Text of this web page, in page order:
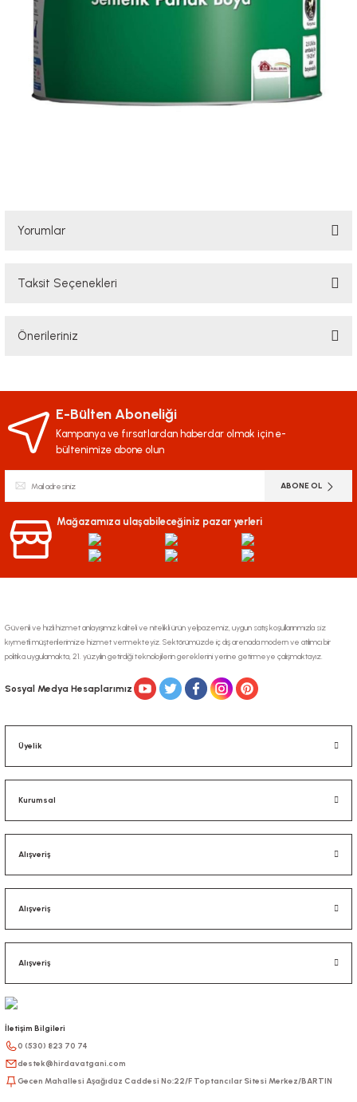
Yorumlar
Taksit Seçenekleri
Önerileriniz
iletebilirsiniz.
Görüş ve önerileriniz için teşekkür ederiz.
Ürün açıklamasında eksik bilgiler bulunuyor.
Ürün fiyatı diğer sitelerden daha pahalı.
Bu ürüne benzer farklı alternatifler olmalı.
Gönder
E-Bülten Aboneliği
Kampanya ve fırsatlardan haberdar olmak için e-
bültenimize abone olun
ABONE OL
Mağazamıza ulaşabileceğiniz pazar yerleri
Güvenli ve hızlı hizmet anlayışımız kaliteli ve nitelikli ürün yelpazemiz, uygun satış koşullarınmızla siz
kıymetli müşterilerimize hizmet vermekteyiz. Sektörümüzde iç dış arenada modern ve atılımcı bir
politika uygulamakta, 21. yüzyılın getirdiği teknolojilerin gereklerini yerine getirmeye çalışmaktayız.
Sosyal Medya Hesaplarımız
Üyelik
Kurumsal
Alışveriş
Alışveriş
Alışveriş
İletişim Bilgileri
0 (530) 823 70 74
destek@hirdavatgani.com
Gecen Mahallesi Aşağıdüz Caddesi No:22/F Toptancılar Sitesi Merkez/BARTIN